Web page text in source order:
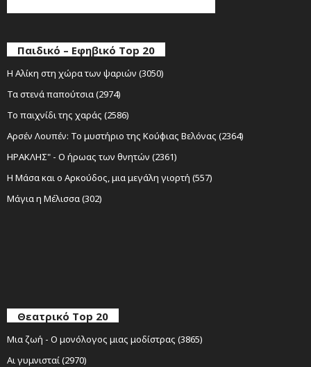
Παιδικό – Εφηβικό Top 20
Η Αλίκη στη χώρα των ψαριών (3050)
Τα στενά παπούτσια (2974)
Το παιχνίδι της χαράς (2586)
Αρσέν Λουπέν: Το μυστήριο της Κούφιας Βελόνας (2364)
ΗΡΑΚΛΗΣ" - Ο ήρωας των θνητών (2361)
Η Μάσα και ο Αρκούδος, μια μεγάλη γιορτή (557)
Μάγια η Μέλισσα (302)
Θεατρικό Top 20
Μια ζωή - Ο μονόλογος μιας μοδίστρας (3865)
Αι γυμνισταί (2970)